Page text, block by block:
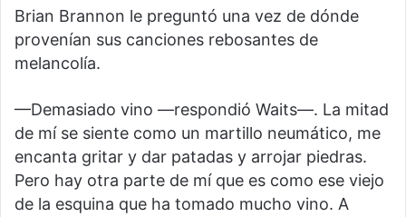
Brian Brannon le preguntó una vez de dónde
provenían sus canciones rebosantes de
melancolía.
—Demasiado vino —respondió Waits—. La mitad
de mí se siente como un martillo neumático, me
encanta gritar y dar patadas y arrojar piedras.
Pero hay otra parte de mí que es como ese viejo
de la esquina que ha tomado mucho vino. A